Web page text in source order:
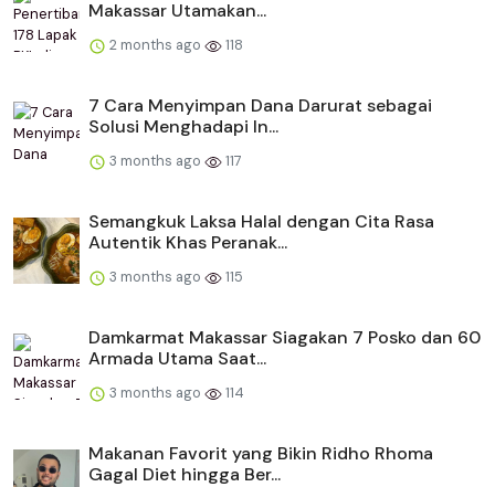
Makassar Utamakan...
2 months ago 118
​​7 Cara Menyimpan Dana Darurat sebagai
Solusi Menghadapi In...
3 months ago 117
Semangkuk Laksa Halal dengan Cita Rasa
Autentik Khas Peranak...
3 months ago 115
Damkarmat Makassar Siagakan 7 Posko dan 60
Armada Utama Saat...
3 months ago 114
Makanan Favorit yang Bikin Ridho Rhoma
Gagal Diet hingga Ber...